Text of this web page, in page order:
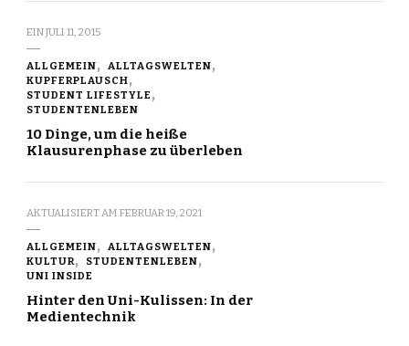
EINJULI 11, 2015
ALLGEMEIN
ALLTAGSWELTEN
KUPFERPLAUSCH
STUDENT LIFESTYLE
STUDENTENLEBEN
10 Dinge, um die heiße
Klausurenphase zu überleben
AKTUALISIERT AM FEBRUAR 19, 2021
ALLGEMEIN
ALLTAGSWELTEN
KULTUR
STUDENTENLEBEN
UNI INSIDE
Hinter den Uni-Kulissen: In der
Medientechnik